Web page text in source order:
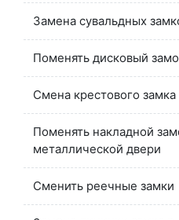
Замена сувальдных
Поменять дисковый
Смена крестового замка
Поменять накладной
металлической двери
Сменить реечные замки